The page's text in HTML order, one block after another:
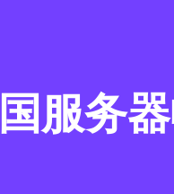
服务